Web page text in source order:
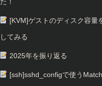
[KVM]ゲストのディスク容量
してみる
2025年を振り返る
[ssh]sshd_configで使う